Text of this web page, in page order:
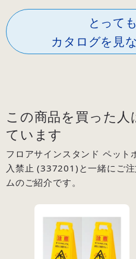
とって
カタログを見
この商品を買った
ています
フロアサインスタンド ペット
入禁止 (337201)と一緒にご
ムのご紹介です。